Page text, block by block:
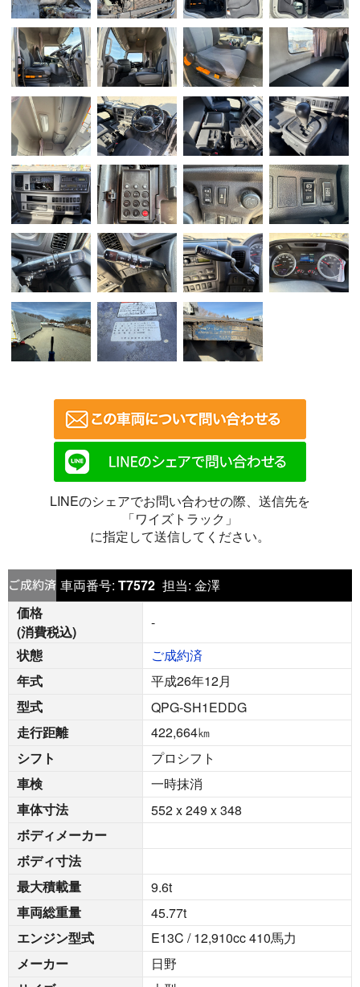
LINEのシェアでお問い合わせの際、送信先を
「ワイズトラック」
に指定して送信してください。
車両番号: T7572 担当: 金澤
価格
(消費税込)
-
状態
ご成約済
年式
平成26年12月
型式
QPG-SH1EDDG
走行距離
422,664㎞
シフト
プロシフト
車検
一時抹消
車体寸法
552 x 249 x 348
ボディメーカー
ボディ寸法
最大積載量
9.6t
車両総重量
45.77t
エンジン型式
E13C / 12,910cc 410馬力
メーカー
日野